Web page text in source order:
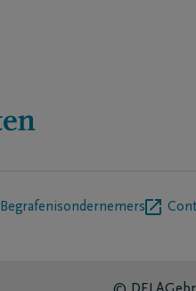
Begrafenisondernemers